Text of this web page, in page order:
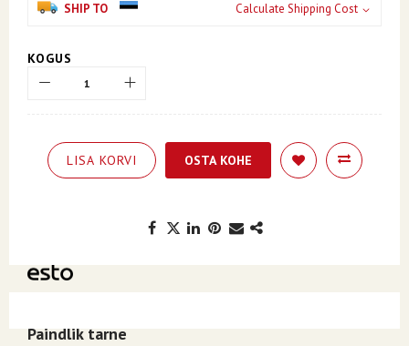
SHIP TO Calculate Shipping Cost
KOGUS
LISA KORVI OSTA KOHE
Paindlik tarne